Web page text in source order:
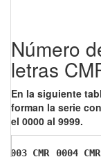
Número
letras
En la siguiente
forman la serie
el 0000 al 9999.
0003 CMR 0004 CMR